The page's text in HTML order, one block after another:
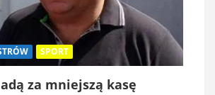
SPORT
za mniejszą kasę